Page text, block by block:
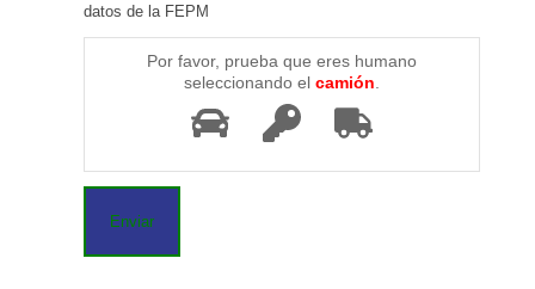
datos de la FEPM
Por favor, prueba que eres humano
seleccionando elcamión